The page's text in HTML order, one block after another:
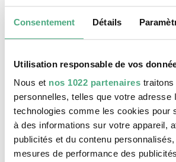
Consentement Détails
Utilisation responsable de vos
Nous et nos 1022 partenaires traitons
personnelles, telles que votre adresse
technologies comme les cookies pour
à des informations sur votre appareil,
publicités et du contenu
mesures de performance des
commeIndustrial Energydans le
administratif et bancaire
Rathausstraße de Völklingen,
suggestive de composition. La
disparu de l’équation de Katre.